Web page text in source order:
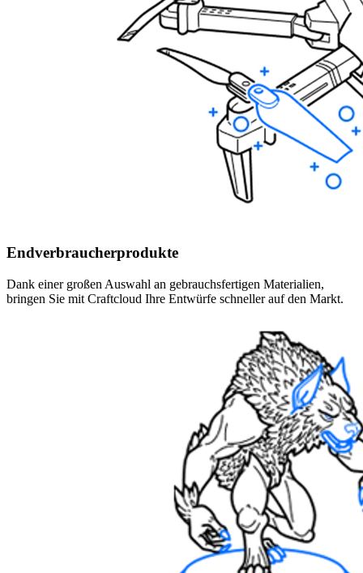
Endverbraucherprodukte
Dank einer großen Auswahl an gebrauchsfertigen Materialien,
bringen Sie mit Craftcloud Ihre Entwürfe schneller auf den Markt.